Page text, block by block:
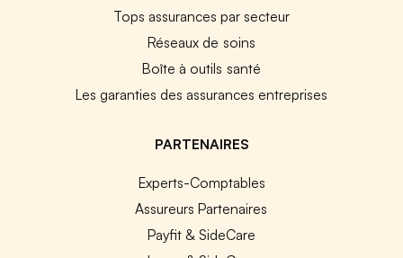
Tops assurances par secteur
Réseaux de soins
Boîte à outils santé
Les garanties des assurances entreprises
PARTENAIRES
Experts-Comptables
Assureurs Partenaires
Payfit & SideCare